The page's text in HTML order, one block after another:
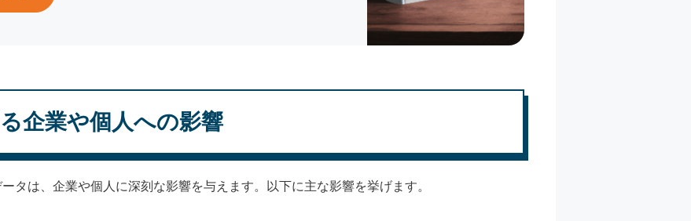
企業や個人への影響
タは、企業や個人に深刻な影響を与えます。以下に主な影響を挙げます。